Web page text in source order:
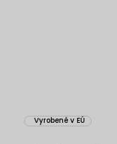
Vyrobené v EÚ